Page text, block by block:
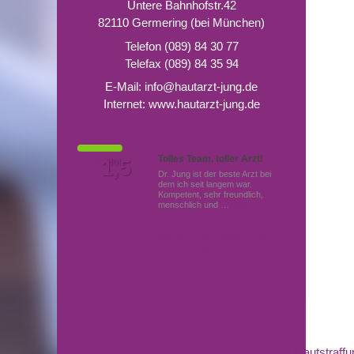
Untere Bahnhofstr.42
82110 Germering (bei München)
Telefon (089) 84 30 77
Telefax (089) 84 35 94
E-Mail: info@hautarzt-jung.de
Internet: www.hautarzt-jung.de
Tolles Team, toller Arzt!
Dr. Jung ist der beste Arzt bei
dem ich seit langem war.
Kompetent, sehr freundlich,
menschlich und …
Von Patienten
bewertet mit
Note
1,5